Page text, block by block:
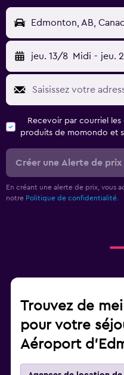
jeu. 13/8 Midi - jeu.
Recevoir par courriel
produits de momondo et
Créer une Alerte de prix
En créant une alerte de prix, vous
notre Politique de confidentialité.
Trouvez de
pour votre
Aéroport